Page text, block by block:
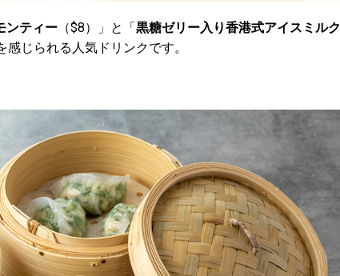
ンティー（$8）」と「黒糖ゼリー入り香港式アイスミルク
じられる人気ドリンクです。